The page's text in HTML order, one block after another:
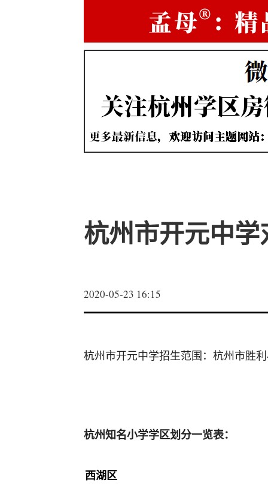
杭州市开元中学
2020-05-23 16:15
杭州市开元中学招生范围：杭州市胜
杭州知名小学学区划分一览表：
西湖区